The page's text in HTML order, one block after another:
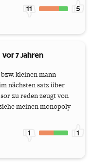
11 5
vor 7 Jahren
kleinen mann
nächsten satz über
zu reden zeugt von
meinen monopoly
1 1